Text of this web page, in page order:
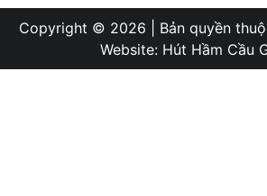
Copyright © 2026 | Bản quyền
Website: Hút Hầm Cầu